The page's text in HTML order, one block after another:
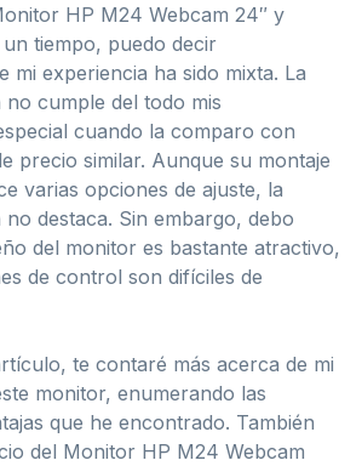
HP M24 Webcam 24″ y
tiempo, puedo decir
mi experiencia ha sido mixta. La
no cumple del todo mis
cuando la comparo con
precio similar. Aunque su montaje
varias opciones de ajuste, la
no destaca. Sin embargo, debo
del monitor es bastante atractivo,
de control son difíciles de
te contaré más acerca de mi
monitor, enumerando las
que he encontrado. También
del Monitor HP M24 Webcam